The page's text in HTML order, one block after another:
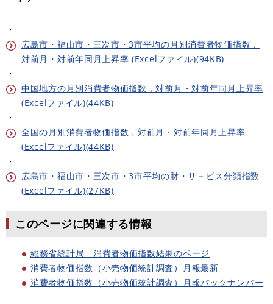
・
広島市・福山市・三次市・3市平均の月別消費者物価指数，
対前月・対前年同月上昇率 (Excelファイル)(94KB)
・
中国地方の月別消費者物価指数，対前月・対前年同月上昇率
(Excelファイル)(44KB)
・
全国の月別消費者物価指数，対前月・対前年同月上昇率
(Excelファイル)(44KB)
・
広島市・福山市・三次市・3市平均の財・サ－ビス分類指数
(Excelファイル)(27KB)
このページに関連する情報
総務省統計局 消費者物価指数結果のページ
消費者物価指数（小売物価統計調査）月報最新
消費者物価指数（小売物価統計調査）月報バックナンバー